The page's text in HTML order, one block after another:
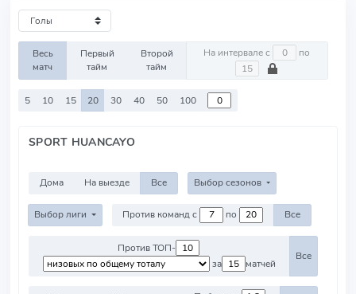
Весь
матч
Первый
тайм
Второй
тайм
На интервале с по
5 10 15 20 30 40 50 100
SPORT HUANCAYO
Дома На выезде Все Выбор сезонов
Выбор лиги Против команд с по Все
Против ТОП-
за
матчей
Все